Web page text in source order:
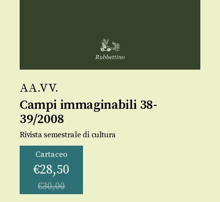
AA.VV.
Campi immaginabili 38-
39/2008
Rivista semestrale di cultura
Cartaceo
€28,50
€30,00